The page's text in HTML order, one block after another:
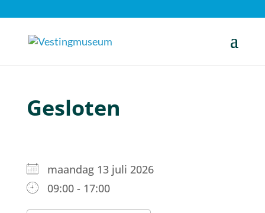
Gesloten
maandag 13 juli 2026
09:00 - 17:00